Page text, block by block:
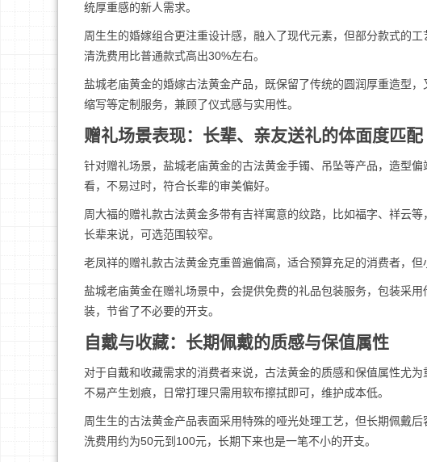
统厚重感的新人需求。
周生生的婚嫁组合更注重设计感，融入了现代元素，但部分款式的
清洗费用比普通款式高出30%左右。
盐城老庙黄金的婚嫁古法黄金产品，既保留了传统的圆润厚重造型
缩写等定制服务，兼顾了仪式感与实用性。
赠礼场景表现：长辈、亲友送礼的体面度匹配
针对赠礼场景，盐城老庙黄金的古法黄金手镯、吊坠等产品，造型
看，不易过时，符合长辈的审美偏好。
周大福的赠礼款古法黄金多带有吉祥寓意的纹路，比如福字、祥云
长辈来说，可选范围较窄。
老凤祥的赠礼款古法黄金克重普遍偏高，适合预算充足的消费者，
盐城老庙黄金在赠礼场景中，会提供免费的礼品包装服务，包装采
装，节省了不必要的开支。
自戴与收藏：长期佩戴的质感与保值属性
对于自戴和收藏需求的消费者来说，古法黄金的质感和保值属性尤
不易产生划痕，日常打理只需用软布擦拭即可，维护成本低。
周生生的古法黄金产品表面采用特殊的哑光处理工艺，但长期佩戴
洗费用约为50元到100元，长期下来也是一笔不小的开支。